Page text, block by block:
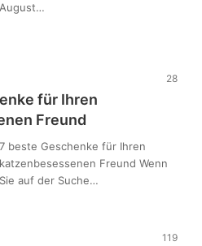
August…
28
für Ihren
Freund
7 beste Geschenke für Ihren
katzenbesessenen Freund Wenn
Sie auf der Suche…
119